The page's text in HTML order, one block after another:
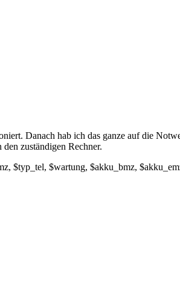
Danach hab ich das ganze auf die
zuständigen Rechner.
$typ_tel, $wartung, $akku_bmz,